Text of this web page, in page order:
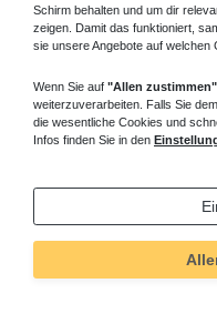
Schirm behalten und um dir
zeigen. Damit das funktioniert,
sie unsere Angebote auf welchen
Wenn Sie auf "Allen zustimmen"
weiterzuverarbeiten. Falls Sie dem
die wesentliche Cookies und
Infos finden Sie in den